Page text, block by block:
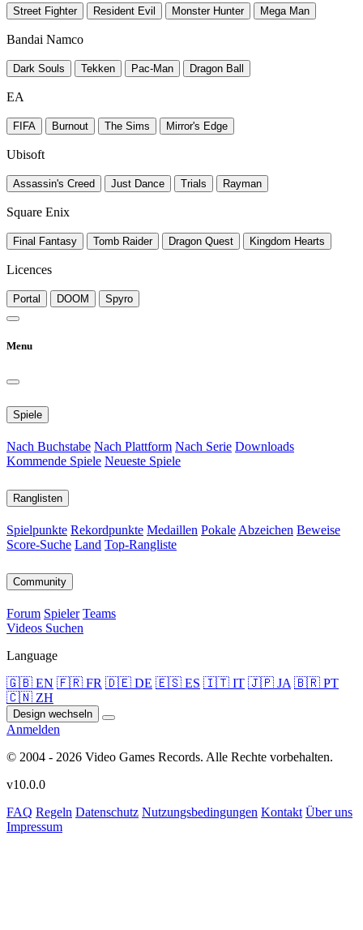
Street Fighter Resident Evil Monster Hunter Mega Man
Bandai Namco
Dark Souls Tekken Pac-Man Dragon Ball
EA
FIFA Burnout The Sims Mirror's Edge
Ubisoft
Assassin's Creed Just Dance Trials Rayman
Square Enix
Final Fantasy Tomb Raider Dragon Quest Kingdom Hearts
Licences
Portal DOOM Spyro
Menu
Spiele
Nach Buchstabe Nach Plattform Nach Serie Downloads
Kommende Spiele Neueste Spiele
Ranglisten
Spielpunkte Rekordpunkte Medaillen Pokale Abzeichen Beweise
Score-Suche Land Top-Rangliste
Community
Forum Spieler Teams
Videos Suchen
Language
🇬🇧 EN 🇫🇷 FR 🇩🇪 DE 🇪🇸 ES 🇮🇹 IT 🇯🇵 JA 🇧🇷 PT
🇨🇳 ZH
Design wechseln
Anmelden
© 2004 - 2026 Video Games Records. Alle Rechte vorbehalten.
v10.0.0
FAQ Regeln Datenschutz Nutzungsbedingungen Kontakt Über uns
Impressum